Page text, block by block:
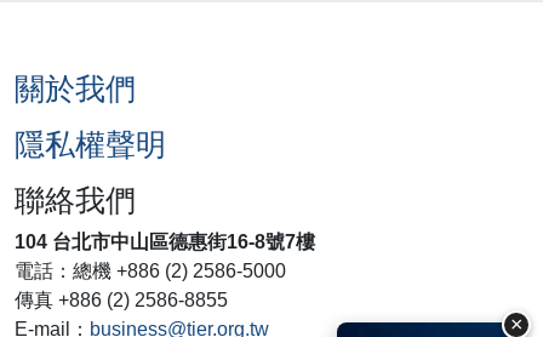
×
關於我們
隱私權聲明
聯絡我們
104 台北市中山區德惠街16-8號7樓
電話：總機 +886 (2) 2586-5000
傳真 +886 (2) 2586-8855
E-mail： business@tier.org.tw